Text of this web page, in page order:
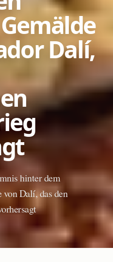
Dalí,
hinter dem
Dalí, das den